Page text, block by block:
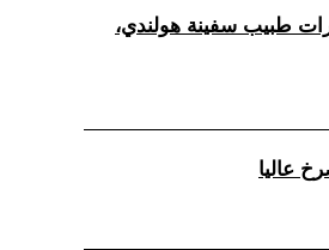
طبيب سفينة هولندي،